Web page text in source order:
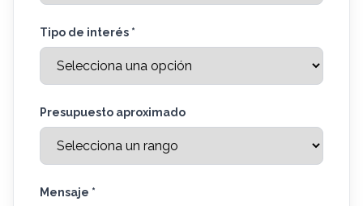
Tipo de interés *
Presupuesto aproximado
Mensaje *